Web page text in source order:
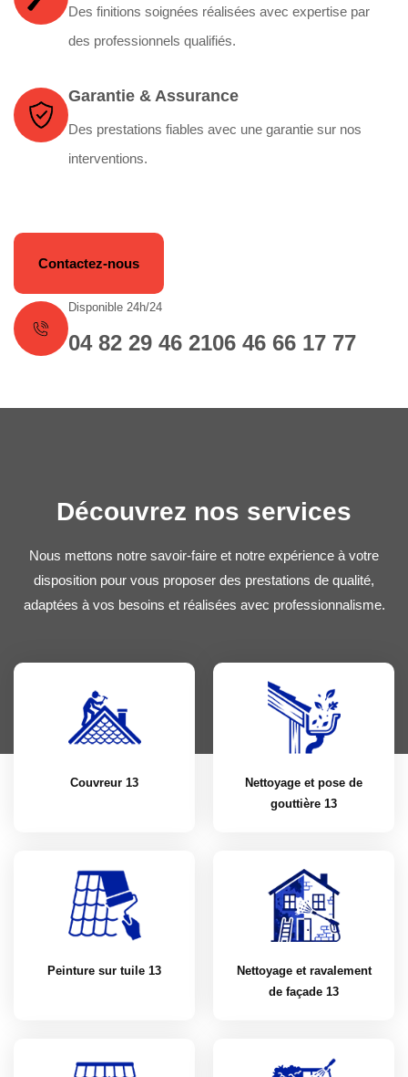
Des finitions soignées réalisées avec expertise par
des professionnels qualifiés.
Garantie & Assurance
Des prestations fiables avec une garantie sur nos
interventions.
Contactez-nous
Disponible 24h/24
04 82 29 46 2106 46 66 17 77
Découvrez nos services
Nous mettons notre savoir-faire et notre expérience à votre
disposition pour vous proposer des prestations de qualité,
adaptées à vos besoins et réalisées avec professionnalisme.
Couvreur 13
Nettoyage et pose de
gouttière 13
Peinture sur tuile 13
Nettoyage et ravalement
de façade 13